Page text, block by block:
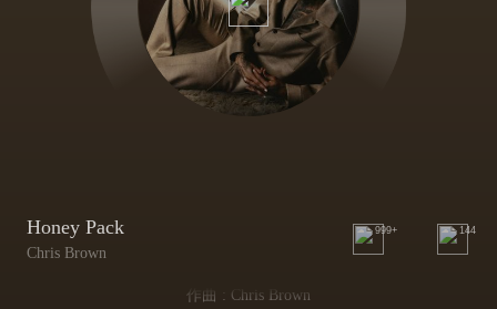
Honey Pack
Chris Brown
999+ 144
作曲 : Chris Brown